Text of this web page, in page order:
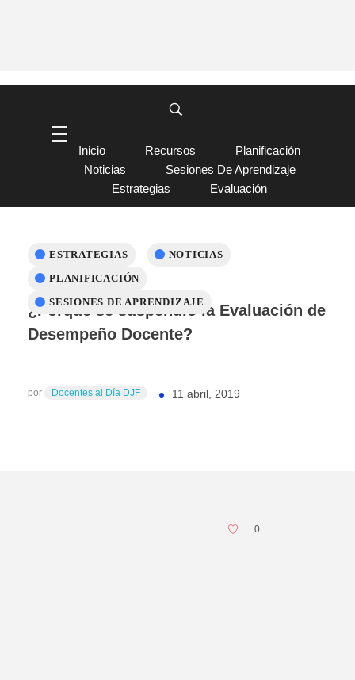
Inicio Recursos
Planificación
Noticias
Sesiones De Aprendizaje
Estrategias
Evaluación
¿Porqué se suspendió la Evaluación de
Desempeño Docente?
11 abril, 2019
por Docentes al Día DJF
ESTRATEGIAS
NOTICIAS
PLANIFICACIÓN
SESIONES DE APRENDIZAJE
0